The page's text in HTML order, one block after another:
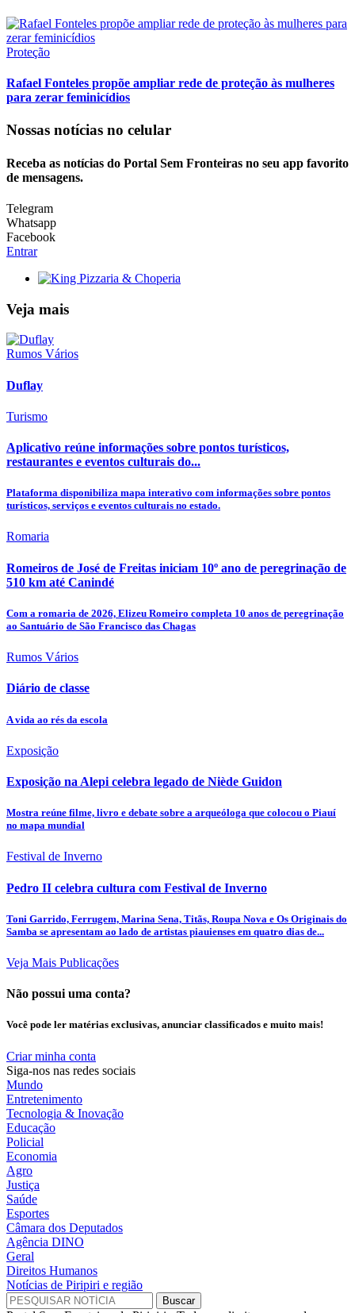
Proteção
Rafael Fonteles propõe ampliar rede de proteção às mulheres
para zerar feminicídios
Nossas notícias no celular
Receba as notícias do Portal Sem Fronteiras no seu app favorito
de mensagens.
Telegram
Whatsapp
Facebook
Entrar
Veja mais
Rumos Vários
Duflay
Turismo
Aplicativo reúne informações sobre pontos turísticos,
restaurantes e eventos culturais do...
Plataforma disponibiliza mapa interativo com informações sobre pontos
turísticos, serviços e eventos culturais no estado.
Romaria
Romeiros de José de Freitas iniciam 10º ano de peregrinação de
510 km até Canindé
Com a romaria de 2026, Elizeu Romeiro completa 10 anos de peregrinação
ao Santuário de São Francisco das Chagas
Rumos Vários
Diário de classe
A vida ao rés da escola
Exposição
Exposição na Alepi celebra legado de Niède Guidon
Mostra reúne filme, livro e debate sobre a arqueóloga que colocou o Piauí
no mapa mundial
Festival de Inverno
Pedro II celebra cultura com Festival de Inverno
Toni Garrido, Ferrugem, Marina Sena, Titãs, Roupa Nova e Os Originais do
Samba se apresentam ao lado de artistas piauienses em quatro dias de...
Veja Mais Publicações
Não possui uma conta?
Você pode ler matérias exclusivas, anunciar classificados e muito mais!
Criar minha conta
Siga-nos nas redes sociais
Mundo
Entretenimento
Tecnologia & Inovação
Educação
Policial
Economia
Agro
Justiça
Saúde
Esportes
Câmara dos Deputados
Agência DINO
Geral
Direitos Humanos
Notícias de Piripiri e região